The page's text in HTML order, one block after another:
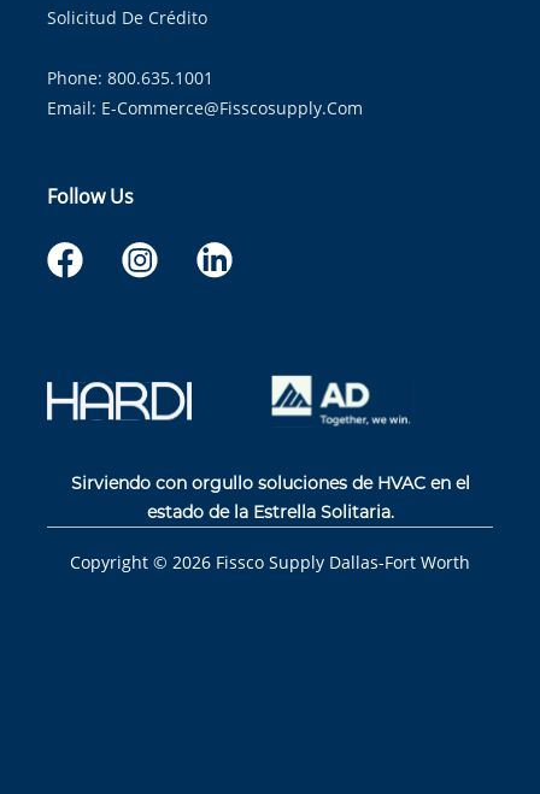
Solicitud De Crédito
Phone: 800.635.1001
Email: E-Commerce@fisscosupply.com
Follow Us
Sirviendo con orgullo soluciones de HVAC en el
estado de la Estrella Solitaria.
Copyright © 2026 Fissco Supply Dallas-Fort Worth